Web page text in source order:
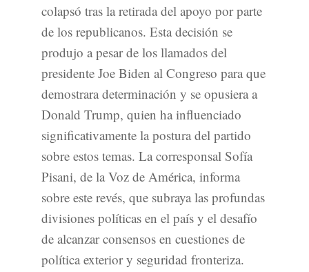
colapsó tras la retirada del apoyo por parte
de los republicanos. Esta decisión se
produjo a pesar de los llamados del
presidente Joe Biden al Congreso para que
demostrara determinación y se opusiera a
Donald Trump, quien ha influenciado
significativamente la postura del partido
sobre estos temas. La corresponsal Sofía
Pisani, de la Voz de América, informa
sobre este revés, que subraya las profundas
divisiones políticas en el país y el desafío
de alcanzar consensos en cuestiones de
política exterior y seguridad fronteriza.